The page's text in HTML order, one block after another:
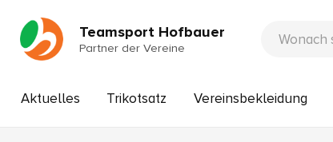
Teamsport Hofbauer
Partner der Vereine
Aktuelles Trikotsatz Vereinsbekleidung